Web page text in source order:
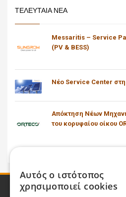
ΤΕΛΕΥΤΑΙΑ ΝΕΑ
Messaritis – Service
(PV & BESS)
Νέο Service Center
Απόκτηση Νέων
του κορυφαίου οίκου
Αυτός ο ιστότοπος
χρησιμοποιεί cookies